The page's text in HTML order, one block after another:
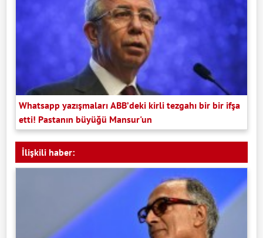
Whatsapp yazışmaları ABB’deki kirli tezgahı bir bir ifşa
etti! Pastanın büyüğü Mansur'un
İlişkili haber: